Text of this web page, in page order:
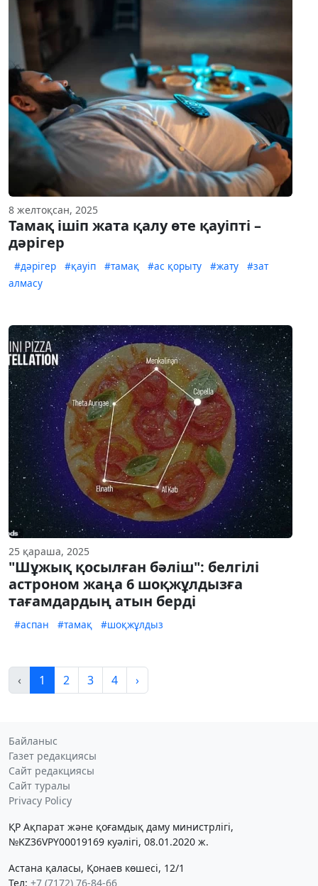
8 желтоқсан, 2025
Тамақ ішіп жата қалу өте қауіпті –
дәрігер
#дәрігер #қауіп #тамақ #ас қорыту #жату
#зат
алмасу
25 қараша, 2025
"Шұжық қосылған бәліш": белгілі
астроном жаңа 6 шоқжұлдызға
тағамдардың атын берді
#аспан #тамақ #шоқжұлдыз
‹ 1 2 3 4 ›
Байланыс
Газет редакциясы
Сайт редакциясы
Сайт туралы
Privacy Policy
ҚР Ақпарат және қоғамдық даму министрлігі,
№KZ36VPY00019169 куәлігі, 08.01.2020 ж.
Астана қаласы, Қонаев көшесі, 12/1
Тел: +7 (7172) 76-84-66